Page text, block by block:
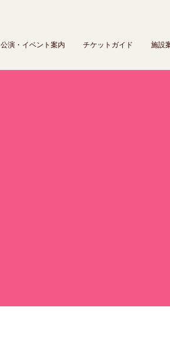
公演・イベント案内 チケットガイド 施設